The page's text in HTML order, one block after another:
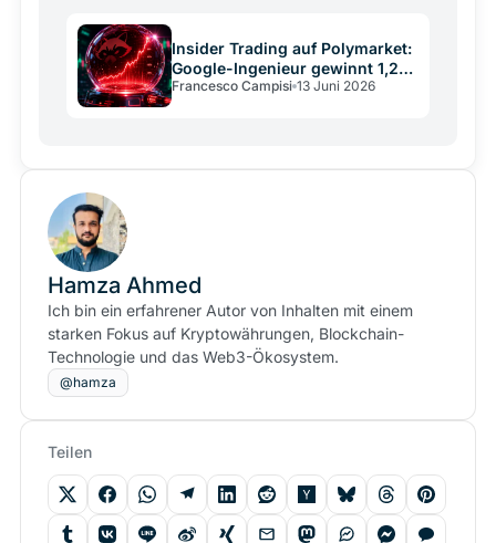
Insider Trading auf Polymarket:
Google-Ingenieur gewinnt 1,2
Mio. Dollar
Francesco Campisi 13 Juni 2026
Hamza Ahmed
Ich bin ein erfahrener Autor von Inhalten mit einem
starken Fokus auf Kryptowährungen, Blockchain-
Technologie und das Web3-Ökosystem.
@hamza
Teilen